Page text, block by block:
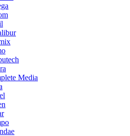
Media